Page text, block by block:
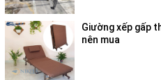
Đệm giữ ấm dành cho mùa
thoải mái.
Giường xếp gấp
nên mua